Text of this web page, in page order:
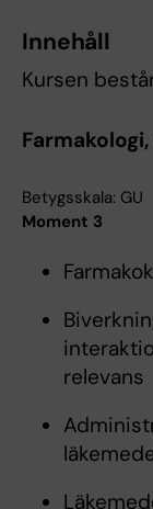
Innehåll
Kursen
Betygsskala: GU
Moment 3
relevans